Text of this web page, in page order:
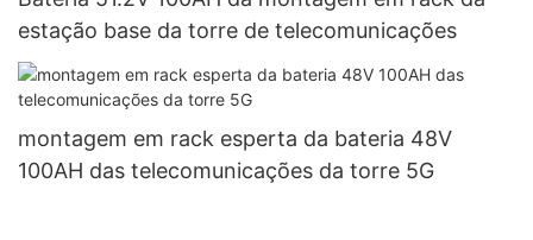
estação base da torre de telecomunicações
montagem em rack esperta da bateria 48V
100AH ​​das telecomunicações da torre 5G